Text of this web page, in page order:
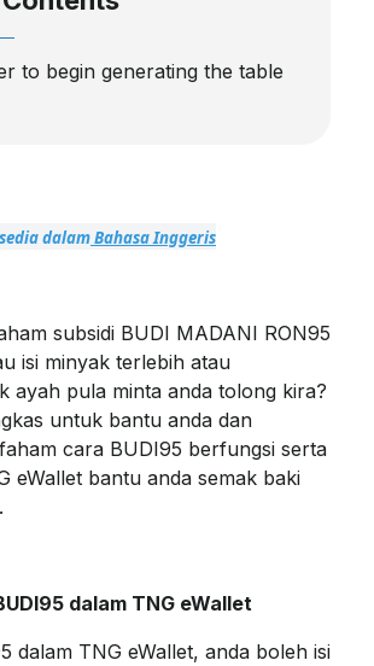
to begin generating the table
dalamBahasa Inggeris
subsidi BUDI MADANI RON95
isi minyak terlebih atau
ayah pula minta anda tolong kira?
untuk bantu anda dan
cara BUDI95 berfungsi serta
eWallet bantu anda semak baki
dalam TNG eWallet
dalam TNG eWallet, anda boleh isi